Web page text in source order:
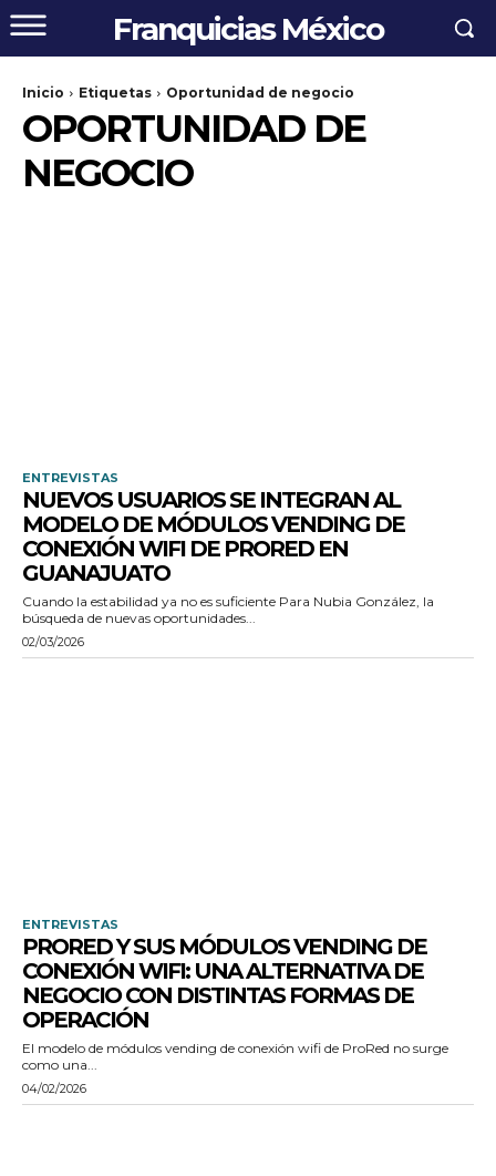
Franquicias México
Inicio Etiquetas Oportunidad de negocio
OPORTUNIDAD DE
NEGOCIO
ENTREVISTAS
NUEVOS USUARIOS SE INTEGRAN AL
MODELO DE MÓDULOS VENDING DE
CONEXIÓN WIFI DE PRORED EN
GUANAJUATO
Cuando la estabilidad ya no es suficiente Para Nubia González, la
búsqueda de nuevas oportunidades...
02/03/2026
ENTREVISTAS
PRORED Y SUS MÓDULOS VENDING DE
CONEXIÓN WIFI: UNA ALTERNATIVA DE
NEGOCIO CON DISTINTAS FORMAS DE
OPERACIÓN
El modelo de módulos vending de conexión wifi de ProRed no surge
como una...
04/02/2026